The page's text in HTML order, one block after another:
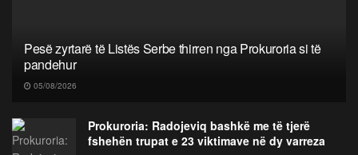
Pesë zyrtarë të Listës Serbe thirren nga Prokuroria si të
pandehur
05/08/2026
Prokuroria: Radojeviq bashkë me të tjerë
fshehën trupat e 23 viktimave në dy varreza